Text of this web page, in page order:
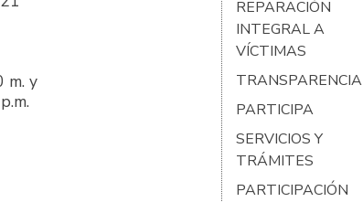
m. y
REPARACIÓN
INTEGRAL A
VÍCTIMAS
TRANSPARENCIA
PARTICIPA
SERVICIOS Y
TRÁMITES
PARTICIPACIÓN